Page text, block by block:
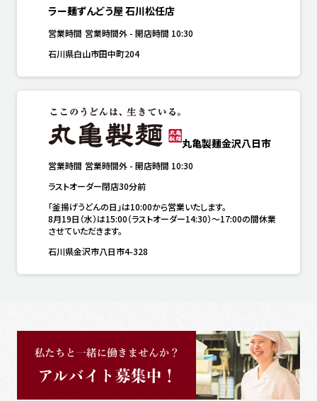
ラー麺ずんどう屋 石川松任店
営業時間 営業時間外 - 開店時間 10:30
石川県白山市田中町204
丸亀製麺金沢八日市
営業時間 営業時間外 - 開店時間 10:30
ラストオーダー閉店30分前
「釜揚げうどんの日」は10:00から営業いたします。
8月19日（水）は15:00（ラストオーダー14:30）～17:00の間休業
させていただきます。
石川県金沢市八日市4-328